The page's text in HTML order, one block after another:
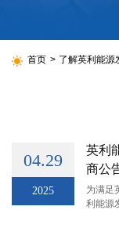
首页 了解英利能源
04.29
2025
英利
商公
为满足
利能源